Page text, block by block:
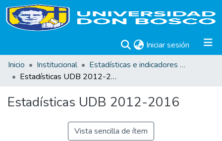
Iniciar sesión (current)
Inicio
Institucional
Estadísticas e indicadores UDB
Estadísticas UDB 2012-2016
Estadísticas UDB 2012-2016
Vista sencilla de ítem